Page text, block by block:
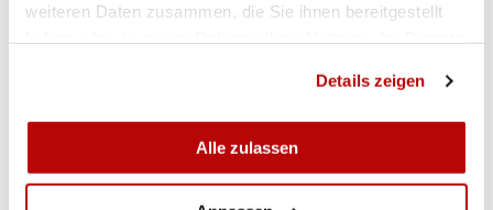
weiteren Daten zusammen, die Sie ihnen bereitgestellt
Details zeigen
Alle zulassen